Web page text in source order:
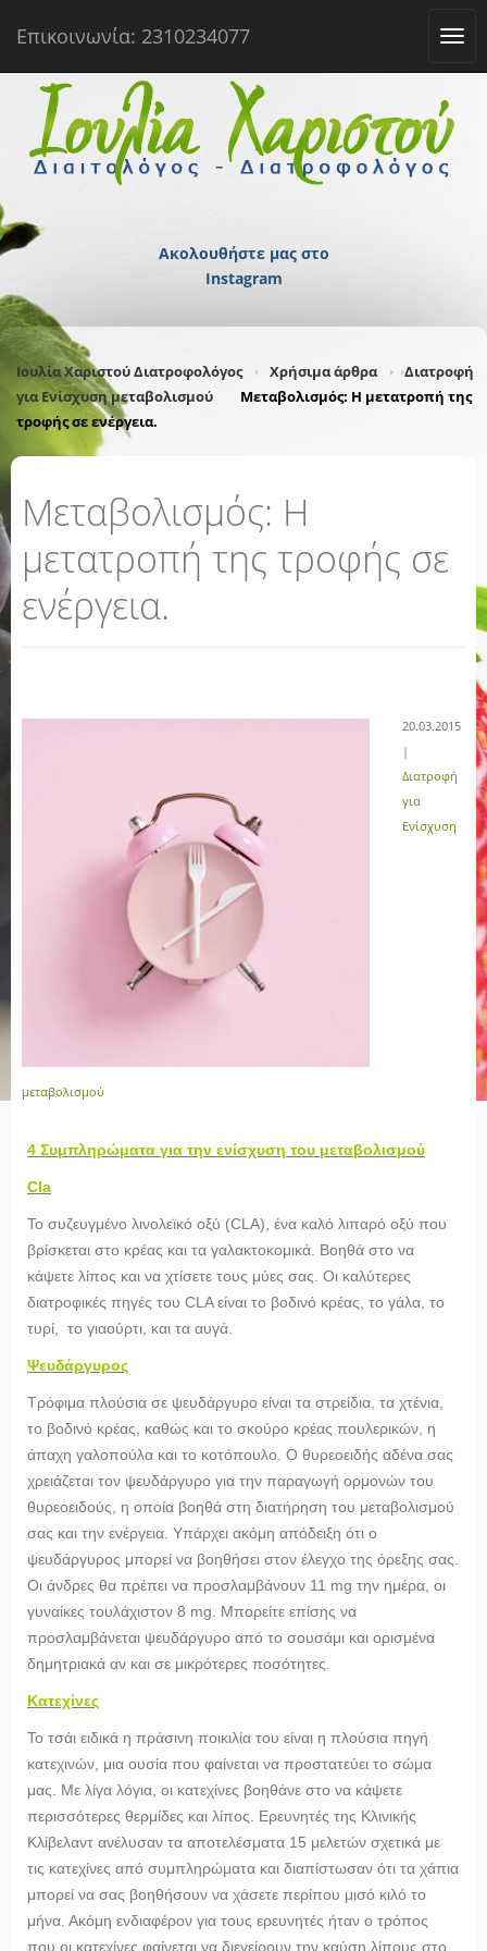
Επικοινωνία: 2310234077
Ακολουθήστε μας στο
Instagram
Ιουλία Χαριστού Διατροφολόγος Χρήσιμα άρθρα
Διατροφή
για Ενίσχυση μεταβολισμού
Μεταβολισμός: Η μετατροπή της
τροφής σε ενέργεια.
Μεταβολισμός: Η
μετατροπή της τροφής σε
ενέργεια.
20.03.2015
|
Διατροφή
για
Ενίσχυση
μεταβολισμού
4 Συμπληρώματα για την ενίσχυση του μεταβολισμού
Cla
Το συζευγμένο λινολεϊκό οξύ (CLA), ένα καλό λιπαρό οξύ που
βρίσκεται στο κρέας και τα γαλακτοκομικά. Βοηθά στο να
κάψετε λίπος και να χτίσετε τους μύες σας. Οι καλύτερες
διατροφικές πηγές του CLA είναι το βοδινό κρέας, το γάλα, το
τυρί, το γιαούρτι, και τα αυγά.
Ψευδάργυρος
Τρόφιμα πλούσια σε ψευδάργυρο είναι τα στρείδια, τα χτένια,
το βοδινό κρέας, καθώς και το σκούρο κρέας πουλερικών, η
άπαχη γαλοπούλα και το κοτόπουλο. Ο θυρεοειδής αδένα σας
χρειάζεται τον ψευδάργυρο για την παραγωγή ορμονών του
θυρεοειδούς, η οποία βοηθά στη διατήρηση του μεταβολισμού
σας και την ενέργεια. Υπάρχει ακόμη απόδειξη ότι ο
ψευδάργυρος μπορεί να βοηθήσει στον έλεγχο της όρεξης σας.
Οι άνδρες θα πρέπει να προσλαμβάνουν 11 mg την ημέρα, οι
γυναίκες τουλάχιστον 8 mg. Μπορείτε επίσης να
προσλαμβάνεται ψευδάργυρο από το σουσάμι και ορισμένα
δημητριακά αν και σε μικρότερες ποσότητες.
Κατεχίνες
Το τσάι ειδικά η πράσινη ποικιλία του είναι η πλούσια πηγή
κατεχινών, μια ουσία που φαίνεται να προστατεύει το σώμα
μας. Με λίγα λόγια, οι κατεχίνες βοηθάνε στο να κάψετε
περισσότερες θερμίδες και λίπος. Ερευνητές της Κλινικής
Κλίβελαντ ανέλυσαν τα αποτελέσματα 15 μελετών σχετικά με
τις κατεχίνες από συμπληρώματα και διαπίστωσαν ότι τα χάπια
μπορεί να σας βοηθήσουν να χάσετε περίπου μισό κιλό το
μήνα. Ακόμη ενδιαφέρον για τους ερευνητές ήταν ο τρόπος
που οι κατεχίνες φαίνεται να διεγείρουν την καύση λίπους στο